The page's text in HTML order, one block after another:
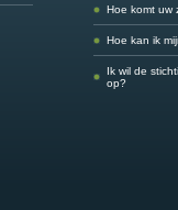
Hoe komt uw
Hoe kan ik
Ik wil de
op?